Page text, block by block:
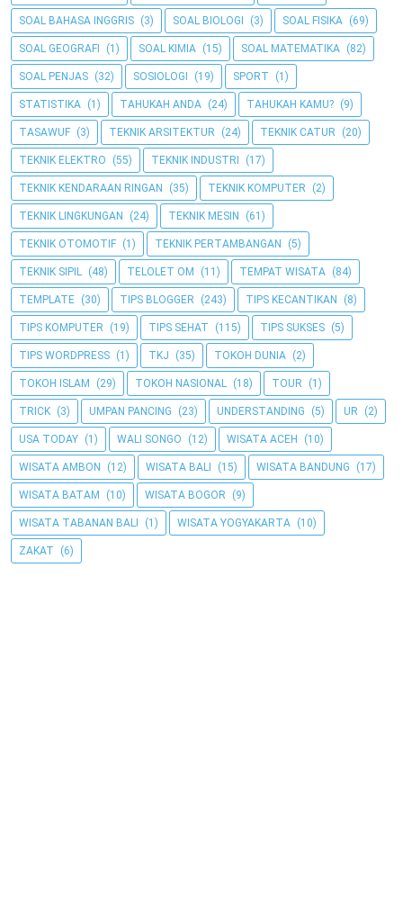
SOAL BAHASA INGGRIS (3) SOAL BIOLOGI (3) SOAL FISIKA (69)
SOAL GEOGRAFI (1) SOAL KIMIA (15) SOAL MATEMATIKA (82)
SOAL PENJAS (32) SOSIOLOGI (19) SPORT (1)
STATISTIKA (1) TAHUKAH ANDA (24) TAHUKAH KAMU? (9)
TASAWUF (3) TEKNIK ARSITEKTUR (24) TEKNIK CATUR (20)
TEKNIK ELEKTRO (55) TEKNIK INDUSTRI (17)
TEKNIK KENDARAAN RINGAN (35) TEKNIK KOMPUTER (2)
TEKNIK LINGKUNGAN (24) TEKNIK MESIN (61)
TEKNIK OTOMOTIF (1) TEKNIK PERTAMBANGAN (5)
TEKNIK SIPIL (48) TELOLET OM (11) TEMPAT WISATA (84)
TEMPLATE (30) TIPS BLOGGER (243) TIPS KECANTIKAN (8)
TIPS KOMPUTER (19) TIPS SEHAT (115) TIPS SUKSES (5)
TIPS WORDPRESS (1) TKJ (35) TOKOH DUNIA (2)
TOKOH ISLAM (29) TOKOH NASIONAL (18) TOUR (1)
TRICK (3) UMPAN PANCING (23) UNDERSTANDING (5) UR (2)
USA TODAY (1) WALI SONGO (12) WISATA ACEH (10)
WISATA AMBON (12) WISATA BALI (15) WISATA BANDUNG (17)
WISATA BATAM (10) WISATA BOGOR (9)
WISATA TABANAN BALI (1) WISATA YOGYAKARTA (10)
ZAKAT (6)